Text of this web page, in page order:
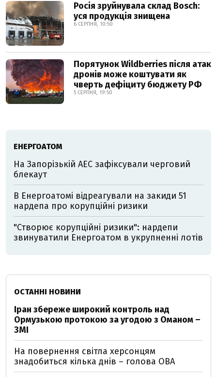
Росія зруйнувала склад Bosch:
уся продукція знищена
6 СЕРПНЯ, 10:50
Порятунок Wildberries після атак
дронів може коштувати як
чверть дефіциту бюджету РФ
5 СЕРПНЯ, 19:50
ЕНЕРГОАТОМ
На Запорізькій АЕС зафіксували черговий
блекаут
В Енергоатомі відреагували на закиди 51
нардепа про корупційні ризики
"Створює корупційні ризики": нардепи
звинуватили Енергоатом в укрупненні лотів
ОСТАННІ НОВИНИ
Іран збереже широкий контроль над
Ормузькою протокою за угодою з Оманом –
ЗМІ
На повернення світла херсонцям
знадобиться кілька днів – голова ОВА